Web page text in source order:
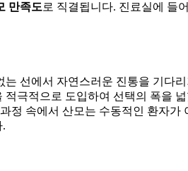
만족도로 직결됩니다. 진료실에 들
선에서 자연스러운 진통을 기다
극적으로 도입하여 선택의 폭을
속에서 산모는 수동적인 환자가
.